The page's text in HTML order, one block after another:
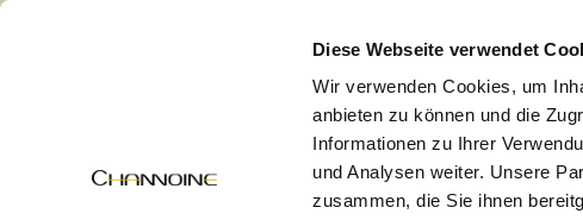
Diese Webseite verwendet
Wir verwenden Cookies, um
anbieten zu können und die
Informationen zu Ihrer
und Analysen weiter. Unsere
zusammen, die Sie ihnen